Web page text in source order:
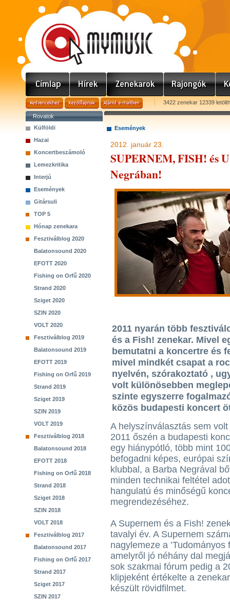
3422 zenekar 12339
Rovatok
Külföldi
Hazai
Koncertbeszámoló
Lemezkritika
Interjú
Események
Gitársuli
TOP 5
Hónap zenekara
Fesztiválblog 2020
Balatonsound 2020
EFOTT 2020
Fishing on Orfű 2020
Strand 2020
Sziget 2020
SZIN 2020
VOLT 2020
Fesztiválblog 2019
Balatonsound 2019
EFOTT 2019
Fishing on Orfű 2019
Strand 2019
Sziget 2019
SZIN 2019
VOLT 2019
Fesztiválblog 2018
Balatonsound 2018
EFOTT 2018
Fishing on Orfű 2018
Strand 2018
Sziget 2018
SZIN 2018
VOLT 2018
Fesztiválblog 2017
Balatonsound 2017
Fishing on Orfű 2017
Strand 2017
Sziget 2017
SZIN 2017
Események
2012. január 23.
SUPERNEM, FISH! és
Negrában!
2011 nyarán több
és a Fish! zenekar. Mivel
bemutatni a koncertre és
mivel mindkét csapat a
nyelvén, szórakoztató ,
volt különösebben
szinte egyszerre
közös budapesti koncert
A helyszínválasztás sem
2011 őszén a budapesti
egy hiánypótló, több mint
befogadni képes, európai
klubbal, a Barba Negrával
minden technikai feltétel
hangulatú és minőségű
megrendezéséhez.
A Supernem és a Fish!
tavalyi év. A Supernem
nagylemeze a
amelyről jó néhány dal
sok szakmai fórum pedig a
klipjeként értékelte a
készült rövidfilmet.